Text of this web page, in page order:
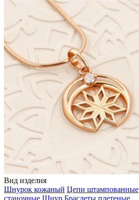
Вид изделия
Шнурок кожаный Цепи штампованные
станочные Шнур Браслеты плетеные